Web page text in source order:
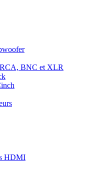
RCA, BNC et XLR
HDMI